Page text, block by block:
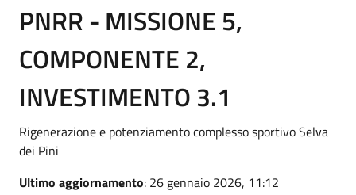
PNRR - MISSIONE 5,
COMPONENTE 2,
INVESTIMENTO 3.1
Rigenerazione e potenziamento complesso sportivo Selva
dei Pini
Ultimo aggiornamento: 26 gennaio 2026, 11:12